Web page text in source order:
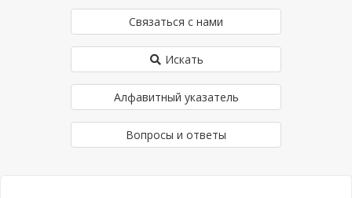
Связаться с нами
Искать
Алфавитный указатель
Вопросы и ответы